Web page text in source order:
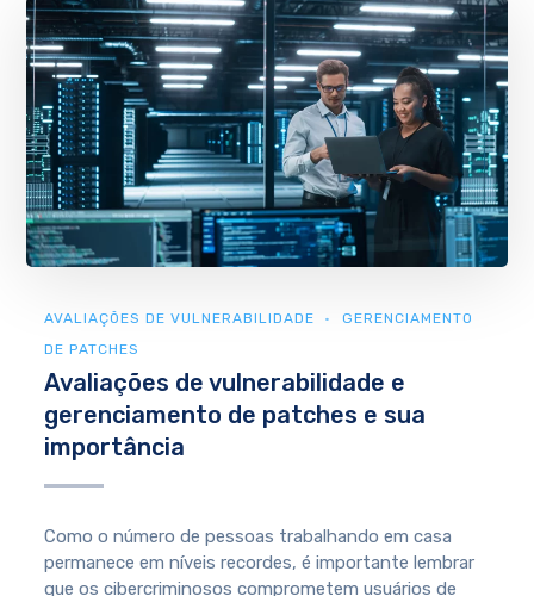
AVALIAÇÕES DE VULNERABILIDADE
GERENCIAMENTO
DE PATCHES
Avaliações de vulnerabilidade e
gerenciamento de patches e sua
importância
Como o número de pessoas trabalhando em casa
permanece em níveis recordes, é importante lembrar
que os cibercriminosos comprometem usuários de